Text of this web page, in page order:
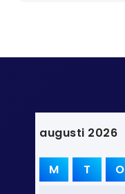
augusti 2026
M T O